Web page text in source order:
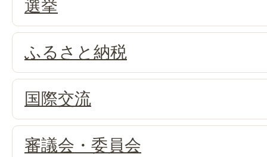
選挙
ふるさと納税
国際交流
審議会・委員会